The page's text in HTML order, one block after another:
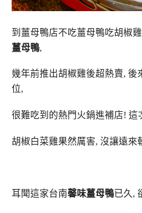
到薑母鴨店不吃薑母鴨吃胡椒
薑母鴨,
幾年前推出胡椒雞後超熱賣, 後
位,
很難吃到的熱門火鍋進補店! 這
胡椒白菜雞果然厲害, 沒讓遠來
耳聞這家台南馨味薑母鴨已久,